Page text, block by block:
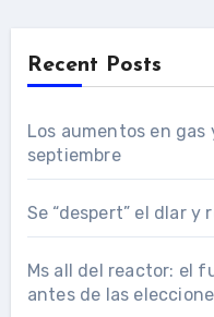
Recent Posts
Los aumentos en
septiembre
Se “despert” el dlar y
Ms all del reactor: el
antes de las